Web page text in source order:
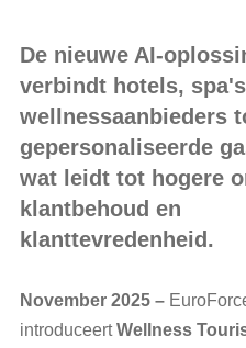
De nieuwe AI-
verbindt hotels,
wellnessaanbieders
gepersonaliseerde
wat leidt tot hogere
klantbehoud en
klanttevredenheid.
November 2025 –
introduceert Wellness